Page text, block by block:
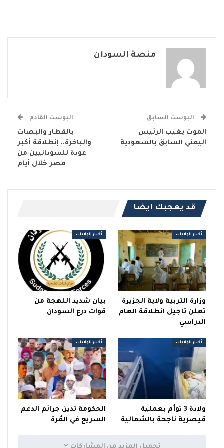
منصة السودان
البوست السابق
الموت يغيب الرئيس
اليمني السابق بالسعودية
البوست القادم
بالقطار والبصات
والباخرة.. إنطلاقة أكبر
عودة للسودانيين من
مصر خلال أيام
قد يعجبك ايضا
أخبار الولايات
وزارة التربية ولاية الجزيرة
تعلن تأجيل انطلاقة العام
الدراسي
أخبار الولايات
بيان شديد اللهجة من
قوات درع السودان
أخبار الولايات
ولادة 3 توأم بعملية
قيصرية ناجحة بالشمالية
أخبار الولايات
الحكومة تدين جرائم الدعم
السريع في المُرة